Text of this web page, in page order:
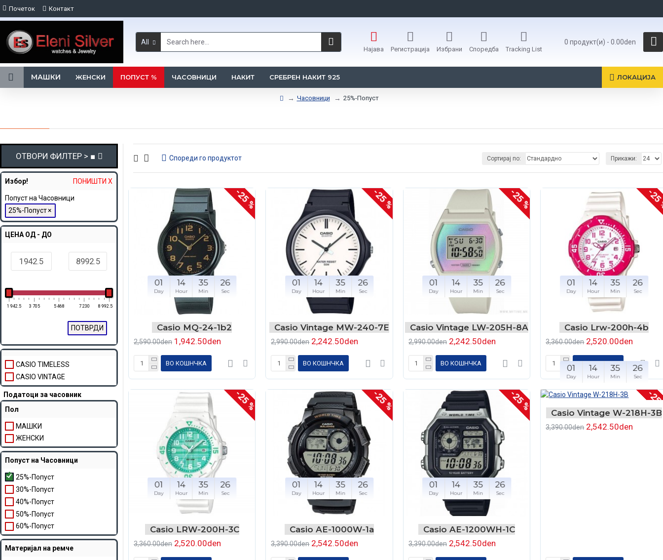
Почеток Контакт
All
Најава Регистрација Избрани Споредба Tracking List
0 продукт(и) - 0.00den
МАШКИ ЖЕНСКИ ПОПУСТ % ЧАСОВНИЦИ НАКИТ СРЕБРЕН НАКИТ 925 ЛОКАЦИЈА
Часовници 25%-Попуст
ОТВОРИ ФИЛТЕР > ■
Избор! ПОНИШТИ X
Попуст на Часовници
25%-Попуст×
ЦЕНА ОД - ДО
1 942.5 3 705 5 468 7 230 8 992.5
ПОТВРДИ
CASIO TIMELESS
CASIO VINTAGE
Податоци за часовник
Пол
МАШКИ
ЖЕНСКИ
Попуст на Часовници
25%-Попуст
30%-Попуст
40%-Попуст
50%-Попуст
60%-Попуст
Материјал на ремче
Спореди го продуктот Сортирај по: Прикажи:
-25 %
01
Day
14
Hour
35
Min
26
Sec
Casio MQ-24-1b2
2,590.00den 1,942.50den
ВО КОШНЧКА
-25 %
01
Day
14
Hour
35
Min
26
Sec
Casio Vintage MW-240-7E
2,990.00den 2,242.50den
ВО КОШНЧКА
-25 %
01
Day
14
Hour
35
Min
26
Sec
Casio Vintage LW-205H-8A
2,990.00den 2,242.50den
ВО КОШНЧКА
-
01
Day
14
Hour
35
Min
26
Sec
Casio Lrw-200h-4b
3,360.00den 2,520.00den
ВО КОШНЧКА
-25 %
01
Day
14
Hour
35
Min
26
Sec
Casio LRW-200H-3C
3,360.00den 2,520.00den
-25 %
01
Day
14
Hour
35
Min
26
Sec
Casio AE-1000W-1a
3,390.00den 2,542.50den
-25 %
01
Day
14
Hour
35
Min
26
Sec
Casio AE-1200WH-1C
3,390.00den 2,542.50den
-
01
Day
14
Hour
35
Min
26
Sec
Casio Vintage W-218H-3B
3,390.00den 2,542.50den